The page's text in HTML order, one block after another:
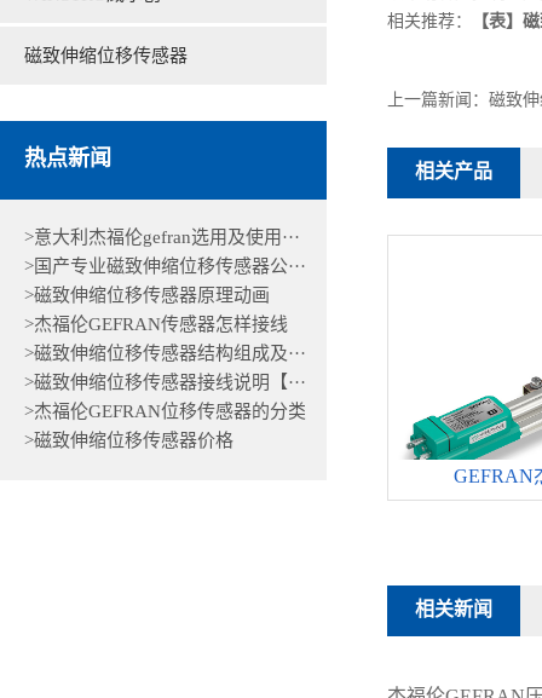
磁致伸缩位移传感器
热点新闻
>意大利杰福伦gefran选用及使用···
>国产专业磁致伸缩位移传感器公···
>磁致伸缩位移传感器原理动画
>杰福伦GEFRAN传感器怎样接线
>磁致伸缩位移传感器结构组成及···
>磁致伸缩位移传感器接线说明【···
>杰福伦GEFRAN位移传感器的分类
>磁致伸缩位移传感器价格
相关推荐：
【表】
上一篇新闻： 磁致
相关产品
GEFRAN
相关新闻